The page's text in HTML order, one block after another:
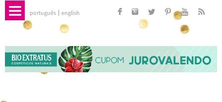
português english